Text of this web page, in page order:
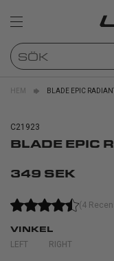
HEM BLADE EPIC
C21923
BLADE EPIC
349 SEK
(4
VINKEL
LEFT RIGHT